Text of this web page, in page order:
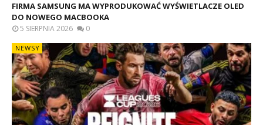
FIRMA SAMSUNG MA WYPRODUKOWAĆ WYŚWIETLACZE OLED
DO NOWEGO MACBOOKA
5 SIERPNIA 2026 0
NEWSY